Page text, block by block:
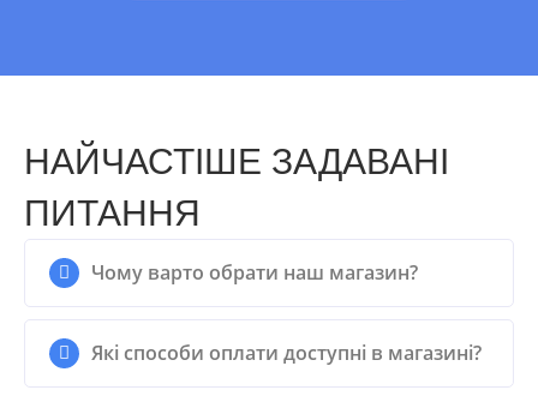
НАЙЧАСТІШЕ ЗАДАВАНІ
ПИТАННЯ
Чому варто обрати наш магазин?
Які способи оплати доступні в магазині?